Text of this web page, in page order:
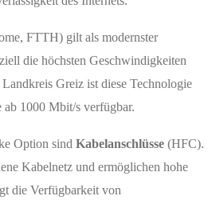
FTTH) gilt als modernster
die höchsten Geschwindigkeiten
Greiz ist diese Technologie
1000 Mbit/s verfügbar.
Option sind Kabelanschlüsse (HFC).
Kabelnetz und ermöglichen hohe
die Verfügbarkeit von